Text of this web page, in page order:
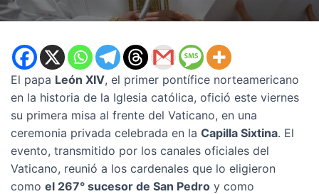
El papa León XIV, el primer pontífice norteamericano
en la historia de la Iglesia católica, ofició este viernes
su primera misa al frente del Vaticano, en una
ceremonia privada celebrada en la Capilla Sixtina. El
evento, transmitido por los canales oficiales del
Vaticano, reunió a los cardenales que lo eligieron
como el 267° sucesor de San Pedro y como